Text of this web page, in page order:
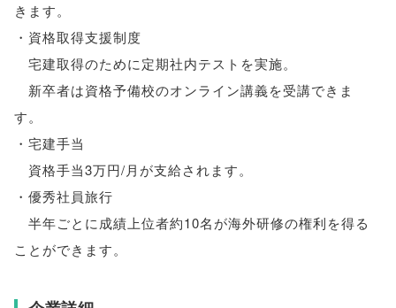
きます。
・資格取得支援制度
宅建取得のために定期社内テストを実施。
新卒者は資格予備校のオンライン講義を受講できま
す。
・宅建手当
資格手当3万円/月が支給されます。
・優秀社員旅行
半年ごとに成績上位者約10名が海外研修の権利を得る
ことができます。